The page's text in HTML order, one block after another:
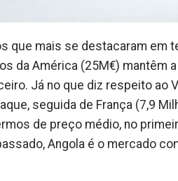
que mais se destacaram em
da América (25M€) mantêm
Já no que diz respeito ao
seguida de França (7,9
de preço médio, no
Angola é o mercado